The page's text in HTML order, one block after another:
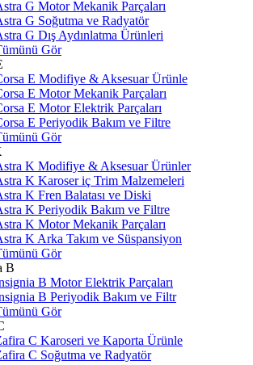
G Motor Mekanik Parçaları
G Soğutma ve Radyatör
G Dış Aydınlatma Ürünleri
Gör
E Modifiye & Aksesuar Ürünle
E Motor Mekanik Parçaları
E Motor Elektrik Parçaları
E Periyodik Bakım ve Filtre
Gör
K Modifiye & Aksesuar Ürünler
K Karoser iç Trim Malzemeleri
K Fren Balatası ve Diski
K Periyodik Bakım ve Filtre
K Motor Mekanik Parçaları
K Arka Takım ve Süspansiyon
Gör
B
B Motor Elektrik Parçaları
B Periyodik Bakım ve Filtr
Gör
C Karoseri ve Kaporta Ürünle
C Soğutma ve Radyatör